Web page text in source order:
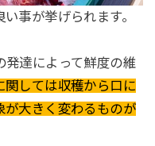
事が挙げられます。
発達によって鮮度の維
関しては収穫から口に
が大きく変わるものが